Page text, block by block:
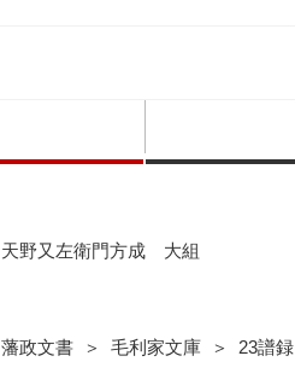
天野又左衛門方成 大組
藩政文書 ＞ 毛利家文庫 ＞ 23譜録